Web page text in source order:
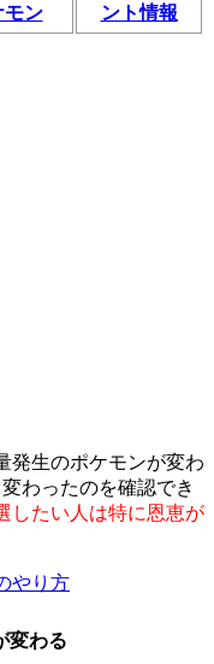
モン
ント情報
発生のポケモンが変わ
わったのを確認でき
したい人は特に恩恵が
やり方
変わる